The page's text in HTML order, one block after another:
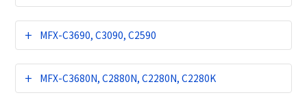
MFX-C3690, C3090, C2590
MFX-C3680N, C2880N, C2280N, C2280K